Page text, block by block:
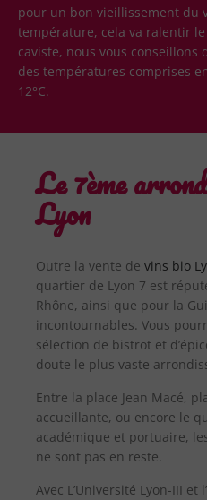
pour un bon vieillissement du
température, cela va ralentir
caviste, nous vous conseillons
des températures comprises
12°C.
Le 7ème
Lyon
Outre la vente de vins bio
quartier de Lyon 7 est
Rhône, ainsi que pour la
incontournables. Vous
sélection de bistrot et
doute le plus vaste
Entre la place Jean Macé,
accueillante, ou encore le
académique et portuaire,
ne sont pas en reste.
Avec L’Université Lyon-III et